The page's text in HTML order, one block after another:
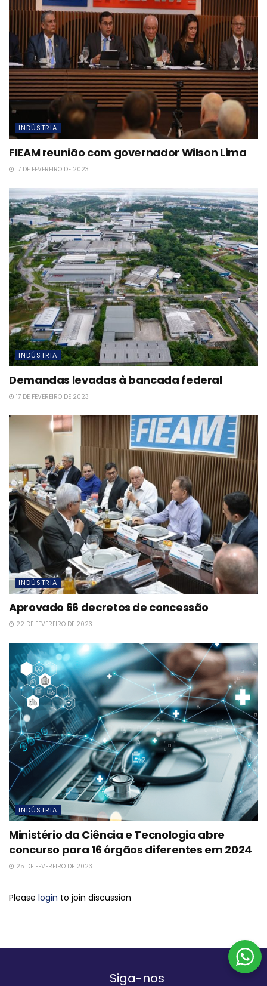
INDÚSTRIA
FIEAM reunião com governador Wilson Lima
17 DE FEVEREIRO DE 2023
INDÚSTRIA
Demandas levadas à bancada federal
17 DE FEVEREIRO DE 2023
INDÚSTRIA
Aprovado 66 decretos de concessão
22 DE FEVEREIRO DE 2023
INDÚSTRIA
Ministério da Ciência e Tecnologia abre
concurso para 16 órgãos diferentes em 2024
25 DE FEVEREIRO DE 2023
Please login to join discussion
Siga-nos